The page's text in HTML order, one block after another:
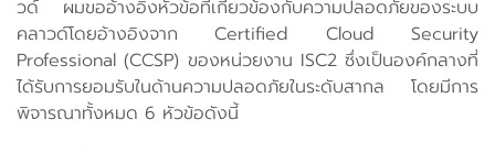
วด์ ผมขออ้างอิงหัวข้อที่เกี่ยวข้องกับความปลอดภัยของระบบ
คลาวด์โดยอ้างอิงจาก Certified Cloud Security
Professional (CCSP) ของหน่วยงาน ISC2 ซึ่งเป็นองค์กลางที่
ได้รับการยอมรับในด้านความปลอดภัยในระดับสากล โดยมีการ
พิจารณาทั้งหมด 6 หัวข้อดังนี้